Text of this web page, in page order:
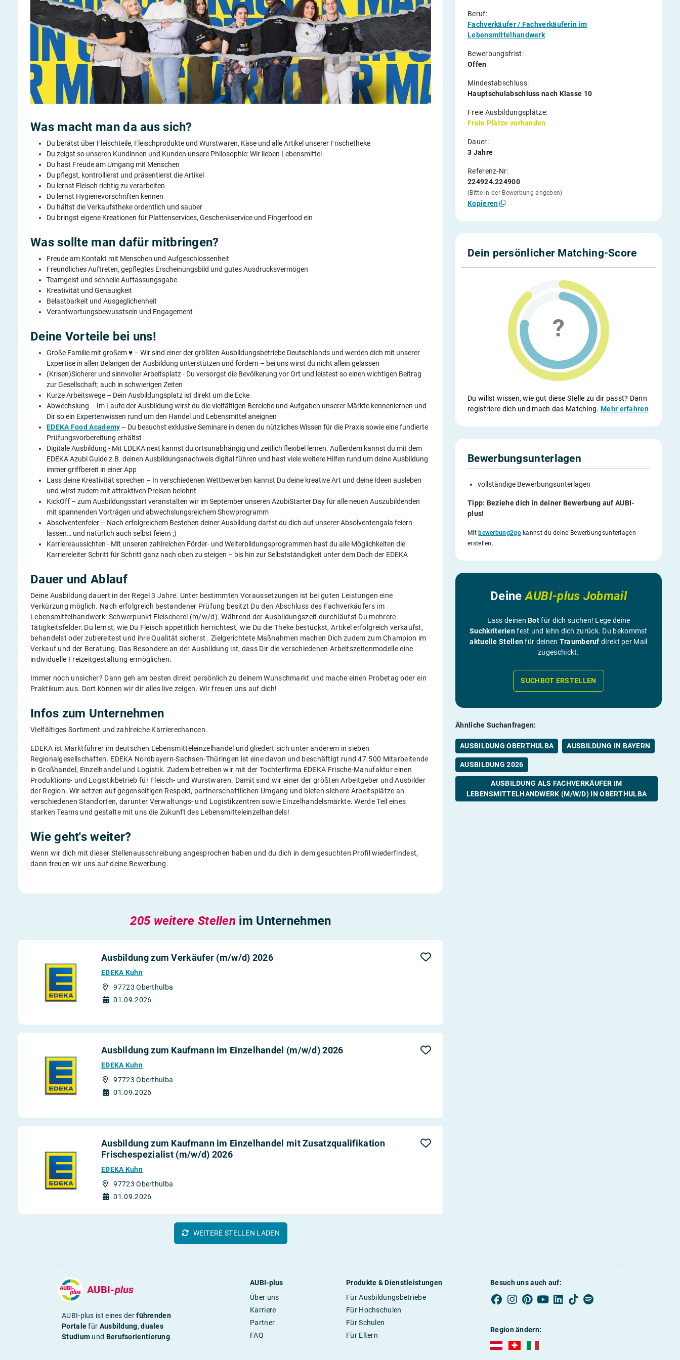
Was macht man da aus sich?
Du berätst über Fleischteile, Fleischprodukte und Wurstwaren, Käse und alle Artikel unserer Frischetheke
Du zeigst so unseren Kundinnen und Kunden unsere Philosophie: Wir lieben Lebensmittel
Du hast Freude am Umgang mit Menschen
Du pflegst, kontrollierst und präsentierst die Artikel
Du lernst Fleisch richtig zu verarbeiten
Du lernst Hygienevorschriften kennen
Du hältst die Verkaufstheke ordentlich und sauber
Du bringst eigene Kreationen für Plattenservices, Geschenkservice und Fingerfood ein
Was sollte man dafür mitbringen?
Freude am Kontakt mit Menschen und Aufgeschlossenheit
Freundliches Auftreten, gepflegtes Erscheinungsbild und gutes Ausdrucksvermögen
Teamgeist und schnelle Auffassungsgabe
Kreativität und Genauigkeit
Belastbarkeit und Ausgeglichenheit
Verantwortungsbewusstsein und Engagement
Deine Vorteile bei uns!
Große Familie mit großem ♥ – Wir sind einer der größten Ausbildungsbetriebe Deutschlands und werden dich mit unserer
Expertise in allen Belangen der Ausbildung unterstützen und fördern – bei uns wirst du nicht allein gelassen
(Krisen)Sicherer und sinnvoller Arbeitsplatz - Du versorgst die Bevölkerung vor Ort und leistest so einen wichtigen Beitrag
zur Gesellschaft; auch in schwierigen Zeiten
Kurze Arbeitswege – Dein Ausbildungsplatz ist direkt um die Ecke
Abwechslung – Im Laufe der Ausbildung wirst du die vielfältigen Bereiche und Aufgaben unserer Märkte kennenlernen und
Dir so ein Expertenwissen rund um den Handel und Lebensmittel aneignen
EDEKA Food Academy – Du besuchst exklusive Seminare in denen du nützliches Wissen für die Praxis sowie eine fundierte
Prüfungsvorbereitung erhältst
Digitale Ausbildung - Mit EDEKA next kannst du ortsunabhängig und zeitlich flexibel lernen. Außerdem kannst du mit dem
EDEKA Azubi Guide z.B. deinen Ausbildungsnachweis digital führen und hast viele weitere Hilfen rund um deine Ausbildung
immer griffbereit in einer App
Lass deine Kreativität sprechen – In verschiedenen Wettbewerben kannst Du deine kreative Art und deine Ideen ausleben
und wirst zudem mit attraktiven Preisen belohnt
KickOff – zum Ausbildungsstart veranstalten wir im September unseren AzubiStarter Day für alle neuen Auszubildenden
mit spannenden Vorträgen und abwechslungsreichem Showprogramm
Absolventenfeier – Nach erfolgreichem Bestehen deiner Ausbildung darfst du dich auf unserer Absolventengala feiern
lassen… und natürlich auch selbst feiern ;)
Karriereaussichten - Mit unseren zahlreichen Förder- und Weiterbildungsprogrammen hast du alle Möglichkeiten die
Karriereleiter Schritt für Schritt ganz nach oben zu steigen – bis hin zur Selbstständigkeit unter dem Dach der EDEKA
Dauer und Ablauf
Deine Ausbildung dauert in der Regel 3 Jahre. Unter bestimmten Voraussetzungen ist bei guten Leistungen eine
Verkürzung möglich. Nach erfolgreich bestandener Prüfung besitzt Du den Abschluss des Fachverkäufers im
Lebensmittelhandwerk: Schwerpunkt Fleischerei (m/w/d). Während der Ausbildungszeit durchläufst Du mehrere
Tätigkeitsfelder: Du lernst, wie Du Fleisch appetitlich herrichtest, wie Du die Theke bestückst, Artikel erfolgreich verkaufst,
behandelst oder zubereitest und ihre Qualität sicherst . Zielgerichtete Maßnahmen machen Dich zudem zum Champion im
Verkauf und der Beratung. Das Besondere an der Ausbildung ist, dass Dir die verschiedenen Arbeitszeitenmodelle eine
individuelle Freizeitgestaltung ermöglichen.
Immer noch unsicher? Dann geh am besten direkt persönlich zu deinem Wunschmarkt und mache einen Probetag oder ein
Praktikum aus. Dort können wir dir alles live zeigen. Wir freuen uns auf dich!
Infos zum Unternehmen
Vielfältiges Sortiment und zahlreiche Karrierechancen.
EDEKA ist Marktführer im deutschen Lebensmitteleinzelhandel und gliedert sich unter anderem in sieben
Regionalgesellschaften. EDEKA Nordbayern-Sachsen-Thüringen ist eine davon und beschäftigt rund 47.500 Mitarbeitende
in Großhandel, Einzelhandel und Logistik. Zudem betreiben wir mit der Tochterfirma EDEKA Frische-Manufaktur einen
Produktions- und Logistikbetrieb für Fleisch- und Wurstwaren. Damit sind wir einer der größten Arbeitgeber und Ausbilder
der Region. Wir setzen auf gegenseitigen Respekt, partnerschaftlichen Umgang und bieten sichere Arbeitsplätze an
verschiedenen Standorten, darunter Verwaltungs- und Logistikzentren sowie Einzelhandelsmärkte. Werde Teil eines
starken Teams und gestalte mit uns die Zukunft des Lebensmitteleinzelhandels!
Wie geht's weiter?
Wenn wir dich mit dieser Stellenausschreibung angesprochen haben und du dich in dem gesuchten Profil wiederfindest,
dann freuen wir uns auf deine Bewerbung.
Beruf:
Fachverkäufer / Fachverkäuferin im
Lebensmittelhandwerk
Bewerbungsfrist:
Offen
Mindestabschluss:
Hauptschulabschluss nach Klasse 10
Freie Ausbildungsplätze:
Freie Plätze vorhanden
Dauer:
3 Jahre
Referenz-Nr:
224924.224900
(Bitte in der Bewerbung angeben)
Kopieren
Dein persönlicher Matching-Score
Du willst wissen, wie gut diese Stelle zu dir passt? Dann
registriere dich und mach das Matching.Mehr erfahren
Bewerbungsunterlagen
vollständige Bewerbungsunterlagen
Tipp: Beziehe dich in deiner Bewerbung auf AUBI-
plus!
Mitbewerbung2gokannst du deine Bewerbungsunterlagen
erstellen.
DeineAUBI-plus Jobmail
Lass deinenBotfür dich suchen! Lege deine
Suchkriterienfest und lehn dich zurück. Du bekommst
aktuelle Stellenfür deinen Traumberuf direkt per Mail
zugeschickt.
SUCHBOT ERSTELLEN
Ähnliche Suchanfragen:
AUSBILDUNG OBERTHULBA AUSBILDUNG IN BAYERN
AUSBILDUNG 2026
AUSBILDUNG ALS FACHVERKÄUFER IM
LEBENSMITTELHANDWERK (M/W/D) IN OBERTHULBA
205 weitere Stellen im Unternehmen
Ausbildung zum Verkäufer (m/w/d) 2026
EDEKA Kuhn
97723 Oberthulba
01.09.2026
Ausbildung zum Kaufmann im Einzelhandel (m/w/d) 2026
EDEKA Kuhn
97723 Oberthulba
01.09.2026
Ausbildung zum Kaufmann im Einzelhandel mit Zusatzqualifikation
Frischespezialist (m/w/d) 2026
EDEKA Kuhn
97723 Oberthulba
01.09.2026
WEITERE STELLEN LADEN
AUBI-plus
AUBI-plus ist eines derführenden
Portalefür Ausbildung,duales
Studium und Berufsorientierung.
AUBI-plus
Über uns
Karriere
Partner
FAQ
Produkte & Dienstleistungen
Für Ausbildungsbetriebe
Für Hochschulen
Für Schulen
Für Eltern
Besuch uns auch auf:
Region ändern:
AUBI-plus Österreich (deutsch)